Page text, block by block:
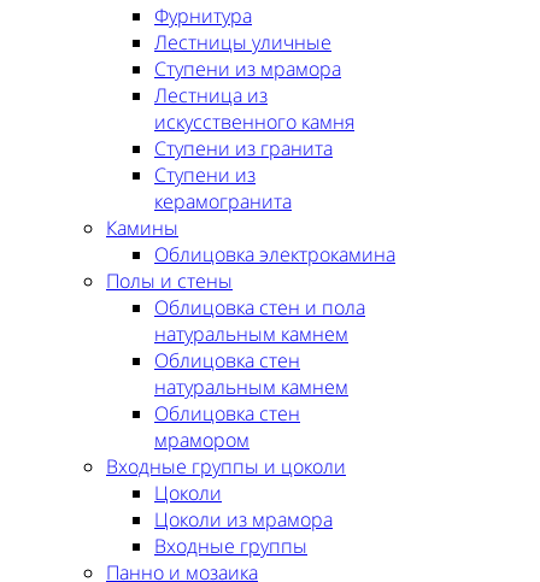
Фурнитура
Лестницы уличные
Ступени из мрамора
Лестница из
искусственного камня
Ступени из гранита
Ступени из
керамогранита
Камины
Облицовка электрокамина
Полы и стены
Облицовка стен и пола
натуральным камнем
Облицовка стен
натуральным камнем
Облицовка стен
мрамором
Входные группы и цоколи
Цоколи
Цоколи из мрамора
Входные группы
Панно и мозаика